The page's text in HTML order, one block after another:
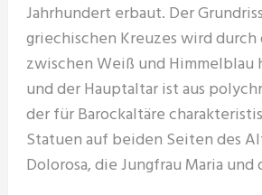
Jahrhundert erbaut. Der
griechischen Kreuzes wird durch
zwischen Weiß und Himmelblau
und der Hauptaltar ist aus
der für Barockaltäre
Statuen auf beiden Seiten des
Dolorosa, die Jungfrau Maria und